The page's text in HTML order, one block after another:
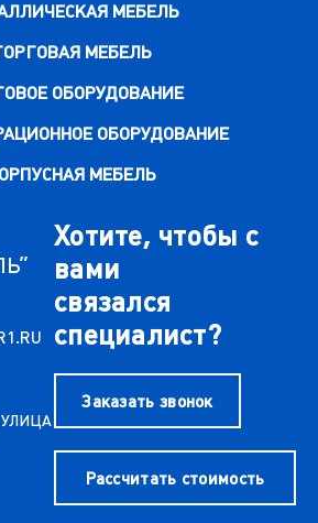
МЕБЕЛЬ
МЕБЕЛЬ
ОБОРУДОВАНИЕ
ОБОРУДОВАНИЕ
МЕБЕЛЬ
Хотите, чтобы с
вами
связался
специалист?
Заказать звонок
Рассчитать стоимость